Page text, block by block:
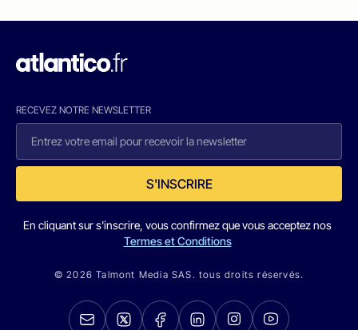
RECEVEZ NOTRE NEWSLETTER
S'INSCRIRE
En cliquant sur s'inscrire, vous confirmez que vous acceptez nos
Termes et Conditions
© 2026 Talmont Media SAS. tous droits réservés.